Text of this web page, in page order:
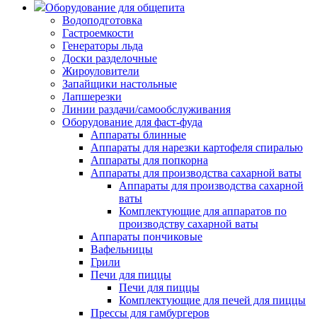
Оборудование для общепита
Водоподготовка
Гастроемкости
Генераторы льда
Доски разделочные
Жироуловители
Запайщики настольные
Лапшерезки
Линии раздачи/самообслуживания
Оборудование для фаст-фуда
Аппараты блинные
Аппараты для нарезки картофеля спиралью
Аппараты для попкорна
Аппараты для производства сахарной ваты
Аппараты для производства сахарной
ваты
Комплектующие для аппаратов по
производству сахарной ваты
Аппараты пончиковые
Вафельницы
Грили
Печи для пиццы
Печи для пиццы
Комплектующие для печей для пиццы
Прессы для гамбургеров